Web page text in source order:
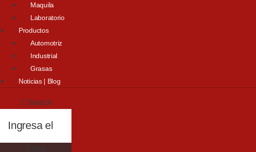
Maquila
Laboratorio
Productos
Automotriz
Industrial
Grasas
Noticias | Blog
Search